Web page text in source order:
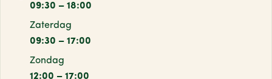
09:30 – 18:00
Zaterdag
09:30 – 17:00
Zondag
12:00 – 17:00